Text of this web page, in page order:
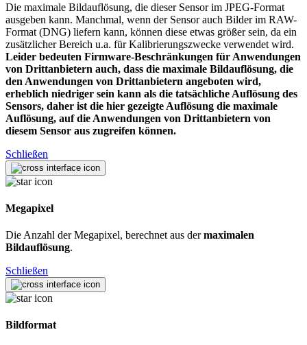
Die maximale Bildauflösung, die dieser Sensor im JPEG-Format
ausgeben kann. Manchmal, wenn der Sensor auch Bilder im RAW-
Format (DNG) liefern kann, können diese etwas größer sein, da ein
zusätzlicher Bereich u.a. für Kalibrierungszwecke verwendet wird.
Leider bedeuten Firmware-Beschränkungen für Anwendungen
von Drittanbietern auch, dass die maximale Bildauflösung, die
den Anwendungen von Drittanbietern angeboten wird,
erheblich niedriger sein kann als die tatsächliche Auflösung des
Sensors, daher ist die hier gezeigte Auflösung die maximale
Auflösung, auf die Anwendungen von Drittanbietern von
diesem Sensor aus zugreifen können.
Schließen
Megapixel
Die Anzahl der Megapixel, berechnet aus dermaximalen
Bildauflösung.
Schließen
Bildformat